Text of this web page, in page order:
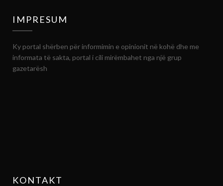
IMPRESUM
Ky portal shërben për informimin e opinionit në kohë dhe me
informata të sakta, portal i cili mirëmbahet nga një grup
gazetarësh
KONTAKT